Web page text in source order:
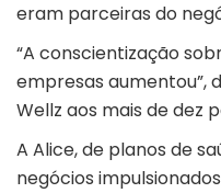
eram parceiras do
“A conscientização
empresas aumentou”,
Wellz aos mais de dez
A Alice, de planos de
negócios